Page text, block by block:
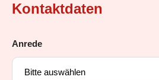
Kontaktdaten
Anrede